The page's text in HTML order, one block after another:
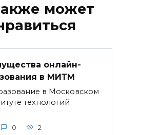
может
онлайн-
в МИТМ
в Московском
технологий
0 2